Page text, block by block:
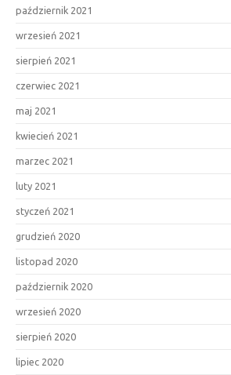
październik 2021
wrzesień 2021
sierpień 2021
czerwiec 2021
maj 2021
kwiecień 2021
marzec 2021
luty 2021
styczeń 2021
grudzień 2020
listopad 2020
październik 2020
wrzesień 2020
sierpień 2020
lipiec 2020